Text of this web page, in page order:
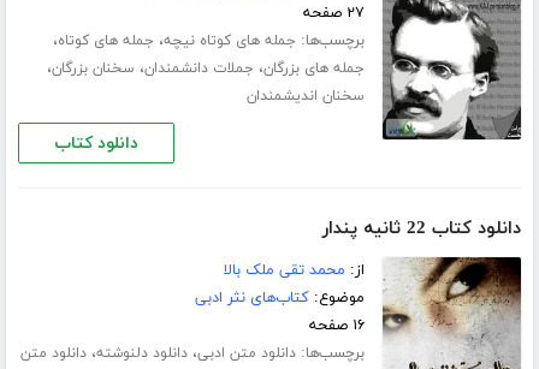
۲۷ صفحه
برچسب‌ها: جمله های کوتاه نیچه، جمله های کوتاه،
جمله های بزرگان، جملات دانشمندان، سخنان بزرگان،
سخنان اندیشمندان
دانلود کتاب
دانلود کتاب 22 ثانیه پندار
از: محمد تقی ملک بالا
موضوع:کتاب‌های نثر ادبی
۱۶ صفحه
برچسب‌ها:دانلود متن ادبی،دانلود دلنوشته،دانلود متن